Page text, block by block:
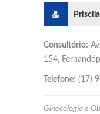
Consultório:
154,
Telefone: (17)
Ginecologia e